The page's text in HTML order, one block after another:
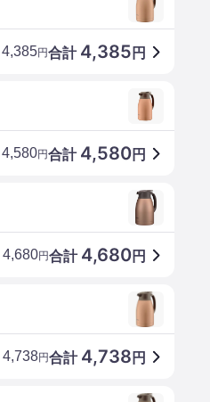
合計 4,385 円
4,385円
合計 4,580円
4,580円
合計 4,680円
4,680円
合計 4,738 円
4,738円